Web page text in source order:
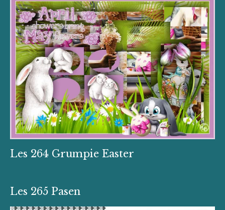
Les 264 Grumpie Easter
Les 265 Pasen